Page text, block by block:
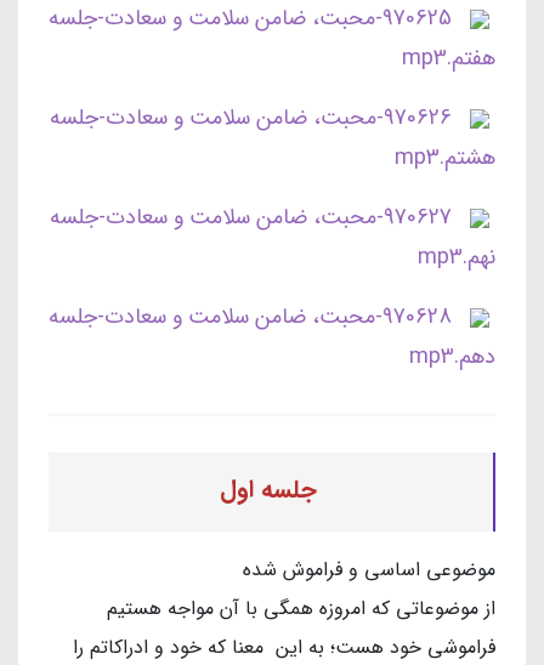
970625-محبت، ضامن سلامت و سعادت-جلسه
هفتم.mp3
970626-محبت، ضامن سلامت و سعادت-جلسه
هشتم.mp3
970627-محبت، ضامن سلامت و سعادت-جلسه
نهم.mp3
970628-محبت، ضامن سلامت و سعادت-جلسه
دهم.mp3
جلسه اول
موضوعی اساسی و فراموش شده
از موضوعاتی که امروزه همگی با آن مواجه هستیم
‌فراموشی خود هست؛ به این‌ معنا که خود و ادراکاتم را